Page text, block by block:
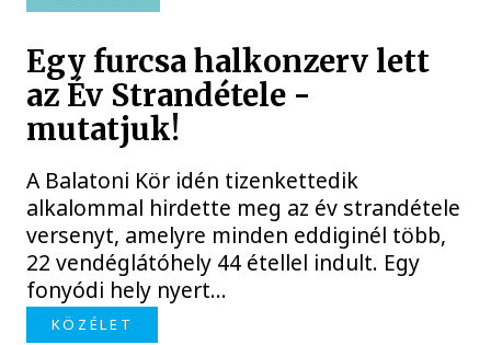
Egy furcsa halkonzerv lett
az Év Strandétele -
mutatjuk!
A Balatoni Kör idén tizenkettedik
alkalommal hirdette meg az év strandétele
versenyt, amelyre minden eddiginél több,
22 vendéglátóhely 44 étellel indult. Egy
fonyódi hely nyert...
KÖZÉLET